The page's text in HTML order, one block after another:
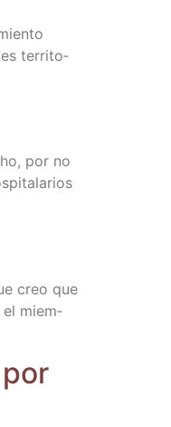
terri­to­
por no
creo que
el miem­